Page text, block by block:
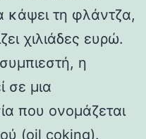
κάψει τη φλάντζα,
χιλιάδες ευρώ.
η
σε μια
που ονομάζεται
(oil coking).